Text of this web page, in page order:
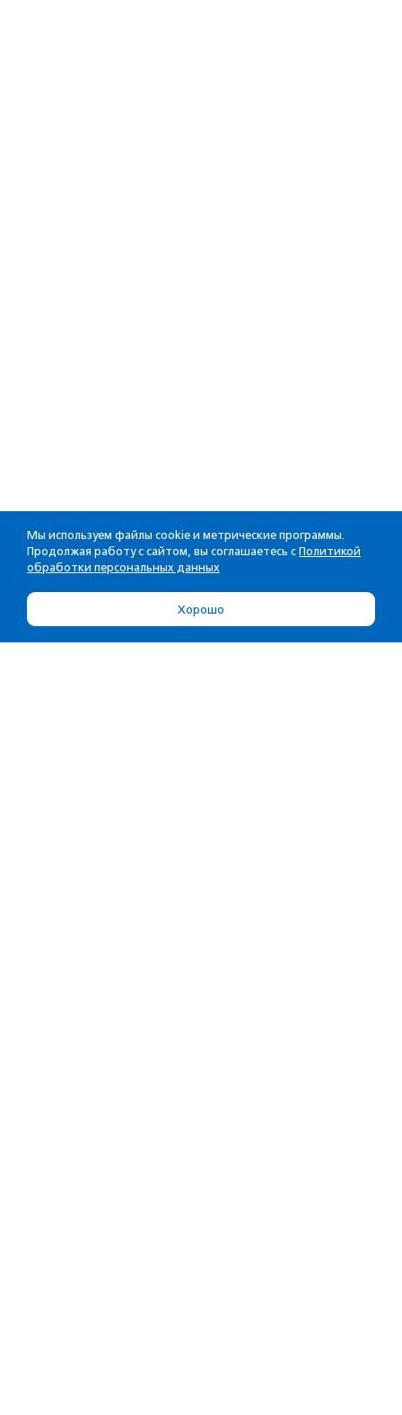
Мы используем файлы cookie и метрические программы.
Продолжая работу с сайтом, вы соглашаетесь с Политикой
обработки персональных данных
Хорошо